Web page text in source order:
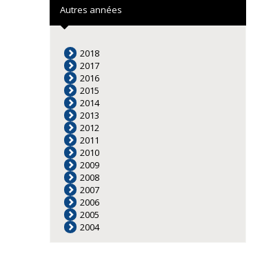
Autres années
2018
2017
2016
2015
2014
2013
2012
2011
2010
2009
2008
2007
2006
2005
2004